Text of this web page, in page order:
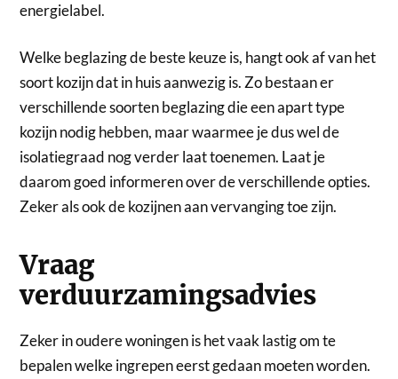
energielabel.
Welke beglazing de beste keuze is, hangt ook af van het
soort kozijn dat in huis aanwezig is. Zo bestaan er
verschillende soorten beglazing die een apart type
kozijn nodig hebben, maar waarmee je dus wel de
isolatiegraad nog verder laat toenemen. Laat je
daarom goed informeren over de verschillende opties.
Zeker als ook de kozijnen aan vervanging toe zijn.
Vraag
verduurzamingsadvies
Zeker in oudere woningen is het vaak lastig om te
bepalen welke ingrepen eerst gedaan moeten worden.